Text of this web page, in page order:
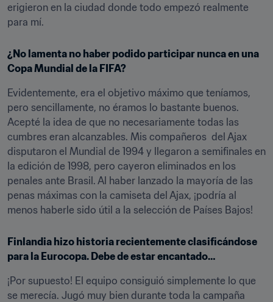
erigieron en la ciudad donde todo empezó realmente
para mí.
¿No lamenta no haber podido participar nunca en una
Copa Mundial de la FIFA?
Evidentemente, era el objetivo máximo que teníamos,
pero sencillamente, no éramos lo bastante buenos.
Acepté la idea de que no necesariamente todas las
cumbres eran alcanzables. Mis compañeros  del Ajax
disputaron el Mundial de 1994 y llegaron a semifinales en
la edición de 1998, pero cayeron eliminados en los
penales ante Brasil. Al haber lanzado la mayoría de las
penas máximas con la camiseta del Ajax, ¡podría al
menos haberle sido útil a la selección de Países Bajos!
Finlandia hizo historia recientemente clasificándose
para la Eurocopa. Debe de estar encantado…
¡Por supuesto! El equipo consiguió simplemente lo que
se merecía. Jugó muy bien durante toda la campaña